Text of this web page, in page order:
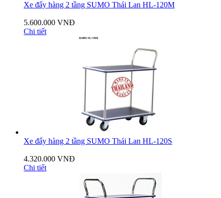
Xe đẩy hàng 2 tầng SUMO Thái Lan HL-120M
5.600.000 VNĐ
Chi tiết
Xe đẩy hàng 2 tầng SUMO Thái Lan HL-120S
4.320.000 VNĐ
Chi tiết